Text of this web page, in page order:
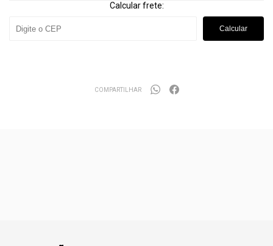
Calcular frete:
Calcular
COMPARTILHAR